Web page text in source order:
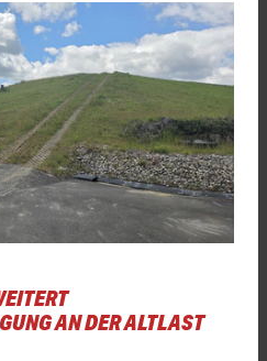
AN DER ALTLAST